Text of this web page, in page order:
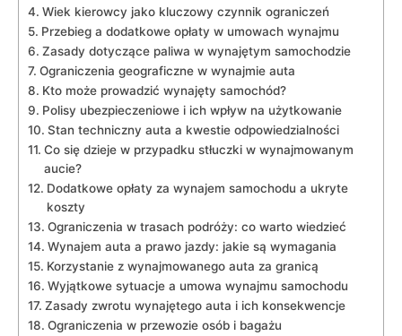
Wiek​ kierowcy jako kluczowy czynnik ograniczeń
Przebieg a dodatkowe opłaty w umowach ‍wynajmu
Zasady⁣ dotyczące paliwa w‍ wynajętym samochodzie
Ograniczenia geograficzne w wynajmie auta
Kto‌ może ‌prowadzić wynajęty ⁤samochód?
Polisy⁢ ubezpieczeniowe i ⁢ich ⁤wpływ na użytkowanie
Stan techniczny auta a‍ kwestie odpowiedzialności
Co się dzieje w przypadku stłuczki w⁣ wynajmowanym
aucie?
Dodatkowe opłaty za wynajem samochodu a ukryte
‍koszty
Ograniczenia w trasach⁢ podróży: co warto ⁤wiedzieć
Wynajem auta a prawo jazdy: jakie są wymagania
Korzystanie z wynajmowanego ​auta za granicą
Wyjątkowe sytuacje a umowa wynajmu samochodu
Zasady​ zwrotu⁣ wynajętego auta i ich konsekwencje
Ograniczenia w przewozie osób i ‍bagażu